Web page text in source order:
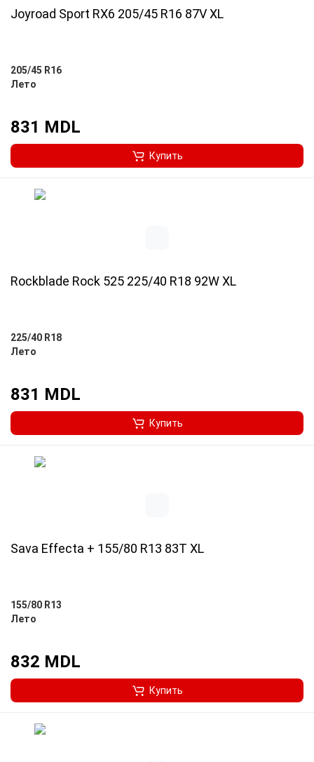
Joyroad Sport RX6 205/45 R16 87V XL
205/45 R16
Лето
831 MDL
Купить
Rockblade Rock 525 225/40 R18 92W XL
225/40 R18
Лето
831 MDL
Купить
Sava Effecta + 155/80 R13 83T XL
155/80 R13
Лето
832 MDL
Купить